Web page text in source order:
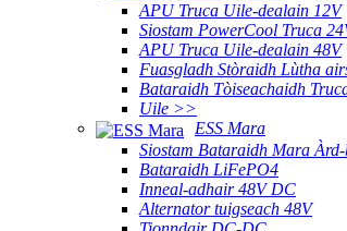
APU Truca Uile-dealain 12V
Siostam PowerCool Truca
APU Truca Uile-dealain 48V
Fuasgladh Stòraidh Lùtha
Bataraidh Tòiseachaidh
Uile >>
ESS Mara
Siostam Bataraidh Mara
Bataraidh LiFePO4
Inneal-adhair 48V DC
Alternator tuigseach 48V